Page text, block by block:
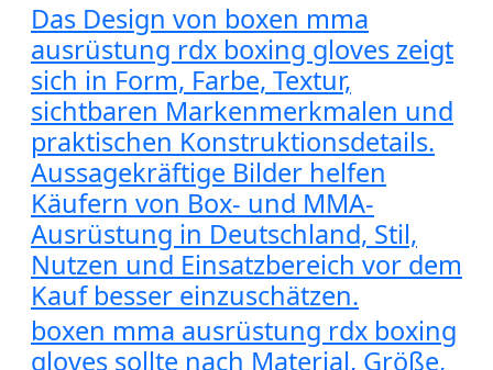
Das Design von boxen mma
ausrüstung rdx boxing gloves zeigt
sich in Form, Farbe, Textur,
sichtbaren Markenmerkmalen und
praktischen Konstruktionsdetails.
Aussagekräftige Bilder helfen
Käufern von Box- und MMA-
Ausrüstung in Deutschland, Stil,
Nutzen und Einsatzbereich vor dem
Kauf besser einzuschätzen.
boxen mma ausrüstung rdx boxing
gloves sollte nach Material, Größe,